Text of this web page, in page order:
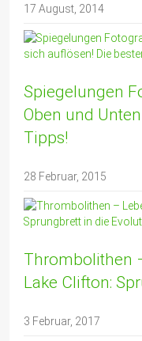
17 August, 2014
Spiegelungen
Oben und
Tipps!
28 Februar, 2015
Thrombolithen
Lake Clifton:
3 Februar, 2017